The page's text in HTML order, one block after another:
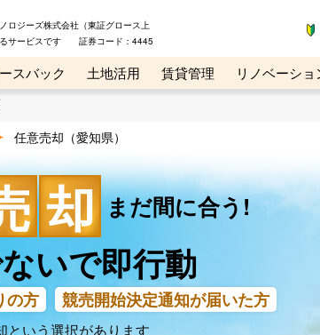
ロジーズ株式会社（東証グロース上
るサービスです 証券コード：4445
スバック 土地活用 賃貸管理 リノベーショ
オンライン講座 リビンマガジンBiz 不動産売却
任意売却（愛知県）
却 まだ間に合う!
いで即行動
の方 競売開始決定通知が届いた方
という選択があります